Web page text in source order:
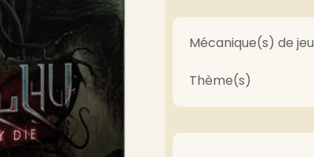
Mécanique(s) de jeu
Thème(s)